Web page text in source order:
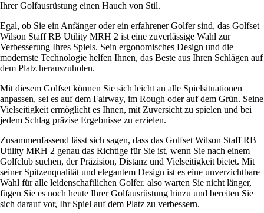
Ihrer Golfausrüstung einen Hauch von Stil.
Egal, ob Sie ein Anfänger oder ein erfahrener Golfer sind, das Golfset
Wilson Staff RB Utility MRH 2 ist eine zuverlässige Wahl zur
Verbesserung Ihres Spiels. Sein ergonomisches Design und die
modernste Technologie helfen Ihnen, das Beste aus Ihren Schlägen auf
dem Platz herauszuholen.
Mit diesem Golfset können Sie sich leicht an alle Spielsituationen
anpassen, sei es auf dem Fairway, im Rough oder auf dem Grün. Seine
Vielseitigkeit ermöglicht es Ihnen, mit Zuversicht zu spielen und bei
jedem Schlag präzise Ergebnisse zu erzielen.
Zusammenfassend lässt sich sagen, dass das Golfset Wilson Staff RB
Utility MRH 2 genau das Richtige für Sie ist, wenn Sie nach einem
Golfclub suchen, der Präzision, Distanz und Vielseitigkeit bietet. Mit
seiner Spitzenqualität und elegantem Design ist es eine unverzichtbare
Wahl für alle leidenschaftlichen Golfer. also warten Sie nicht länger,
fügen Sie es noch heute Ihrer Golfausrüstung hinzu und bereiten Sie
sich darauf vor, Ihr Spiel auf dem Platz zu verbessern.